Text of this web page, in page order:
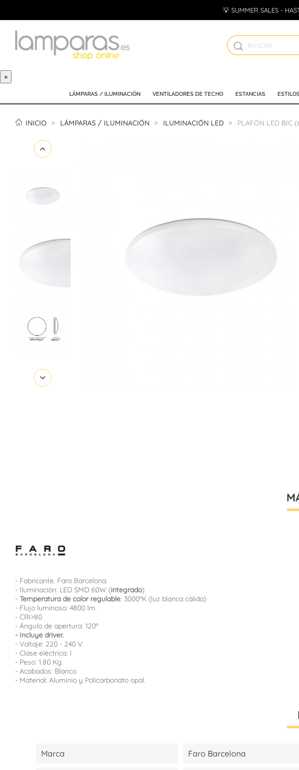
💡 SUMMER SALES -
×
LÁMPARAS / ILUMINACIÓN VENTILADORES DE TECHO ESTANCIAS
INICIO LÁMPARAS / ILUMINACIÓN ILUMINACIÓN LED PLAFÓN LED BIC
- Fabricante. Faro Barcelona.
- Iluminación: LED SMD 60W (integrado)
- Temperatura de color regulable: 3000ºK (luz blanca cálida)
- Flujo luminoso: 4800 lm.
- CRI>80
- Ángulo de apertura: 120º
- Incluye driver.
- Voltaje: 220 - 240 V.
- Clase eléctrica: I
- Peso: 1.80 Kg.
- Acabados: Blanco
- Material: Aluminio y Policarbonato opal.
Marca Faro Barcelona